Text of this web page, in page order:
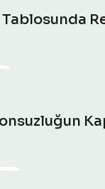
Tablosunda